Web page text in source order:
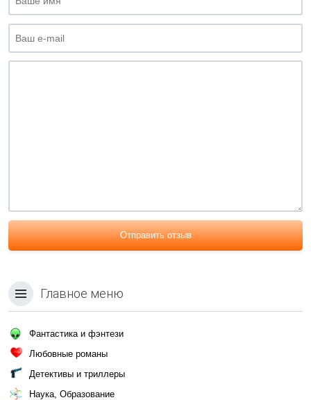
Отправить отзыв
Главное меню
Фантастика и фэнтези
Любовные романы
Детективы и триллеры
Наука, Образование